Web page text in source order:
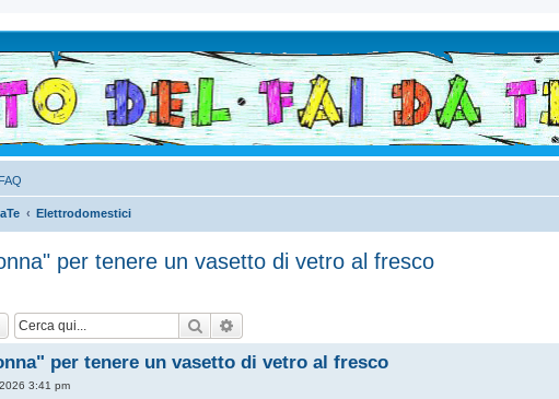
FAQ
Elettrodomestici
per tenere un vasetto di vetro al fresco
Cerca
per tenere un vasetto di vetro al fresco
3:41 pm